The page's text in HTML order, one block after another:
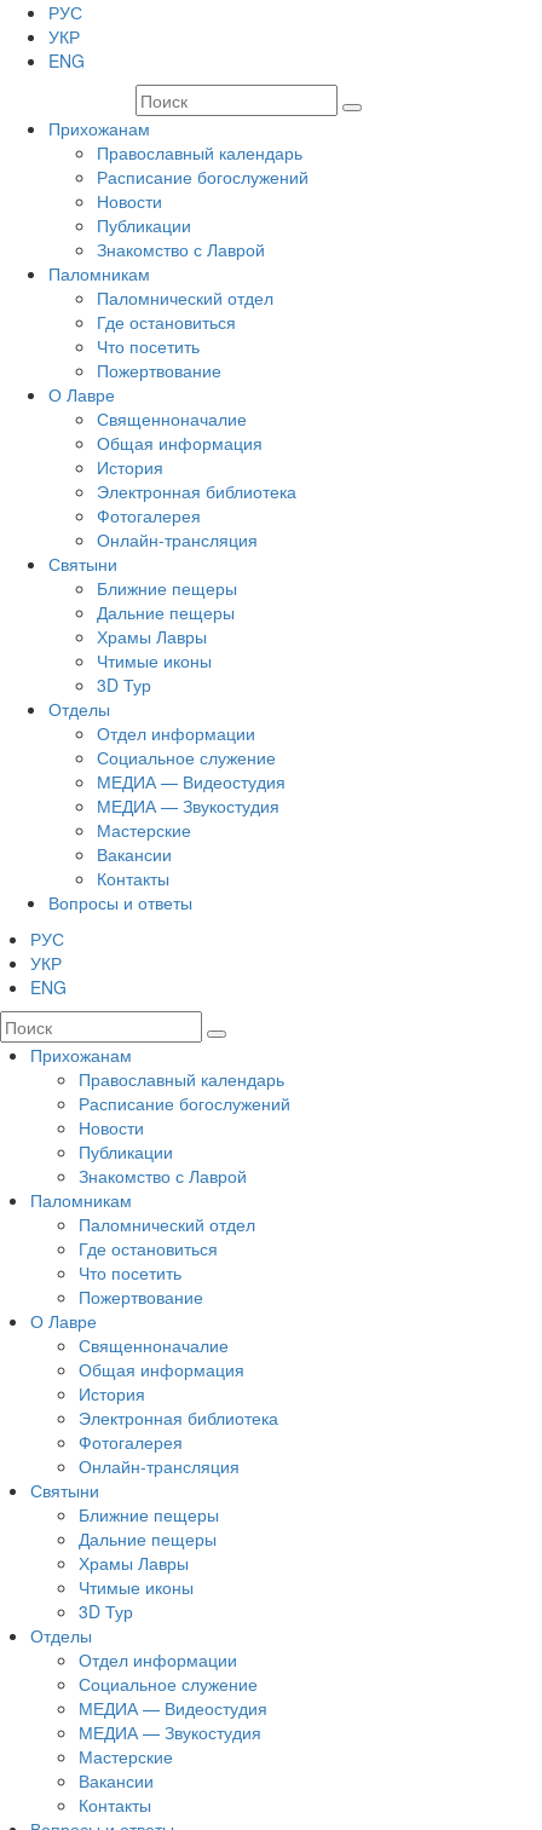
РУС
УКР
ENG
Прихожанам
Православный календарь
Расписание богослужений
Новости
Публикации
Знакомство с Лаврой
Паломникам
Паломнический отдел
Где остановиться
Что посетить
Пожертвование
О Лавре
Священноначалие
Общая информация
История
Электронная библиотека
Фотогалерея
Онлайн-трансляция
Святыни
Ближние пещеры
Дальние пещеры
Храмы Лавры
Чтимые иконы
3D Тур
Отделы
Отдел информации
Социальное служение
МЕДИА — Видеостудия
МЕДИА — Звукостудия
Мастерские
Вакансии
Контакты
Вопросы и ответы
РУС
УКР
ENG
Прихожанам
Православный календарь
Расписание богослужений
Новости
Публикации
Знакомство с Лаврой
Паломникам
Паломнический отдел
Где остановиться
Что посетить
Пожертвование
О Лавре
Священноначалие
Общая информация
История
Электронная библиотека
Фотогалерея
Онлайн-трансляция
Святыни
Ближние пещеры
Дальние пещеры
Храмы Лавры
Чтимые иконы
3D Тур
Отделы
Отдел информации
Социальное служение
МЕДИА — Видеостудия
МЕДИА — Звукостудия
Мастерские
Вакансии
Контакты